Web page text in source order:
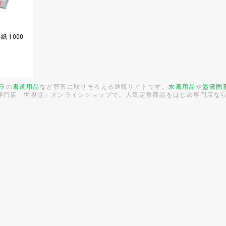
1000
の書道用品 など豊富に取りそろえる通販サイトです。水書用品や墨液固
門店「世界堂」オンラインショップで。人気定番商品をはじめ専門店な